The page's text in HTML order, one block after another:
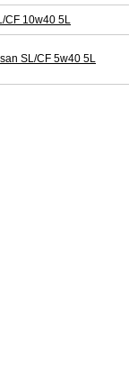
CF 10w40 5L
SL/CF 5w40 5L